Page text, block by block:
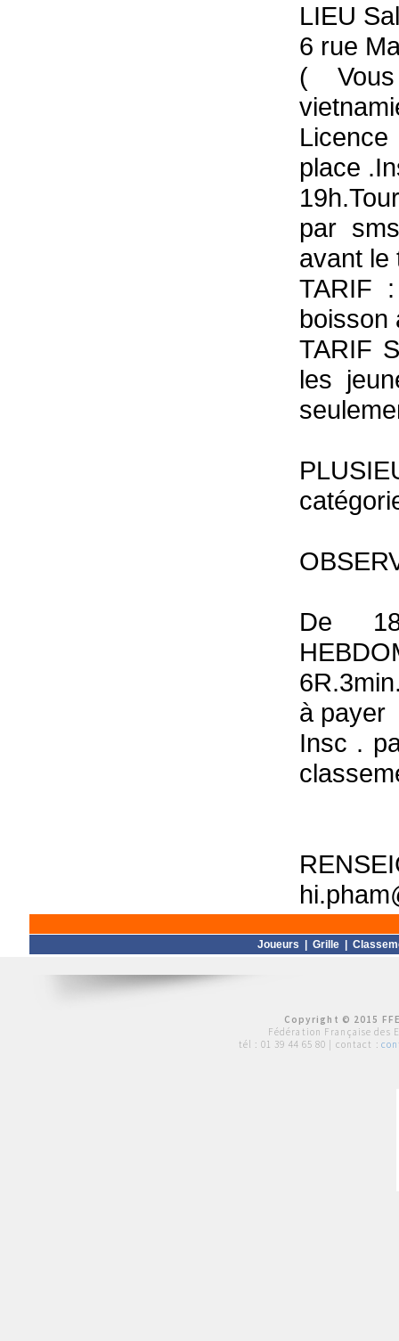
LIEU
6 rue
(
place
par
avant le
TARIF
boisson
TARIF
les
De
à payer
Insc .
Joueurs Grille
Copyright © 2015
Fédération Française des
tél : 01 39 44 65 80 | contact :